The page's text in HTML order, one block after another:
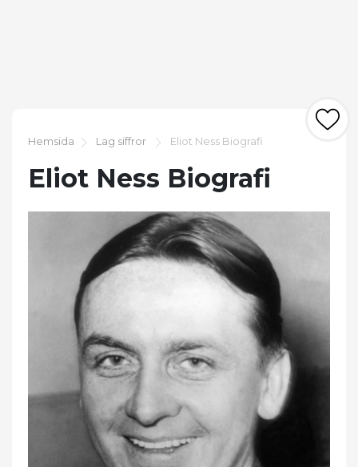
Hemsida Lag siffror Eliot Ness Biografi
Eliot Ness Biografi